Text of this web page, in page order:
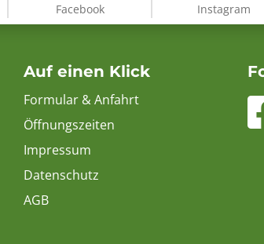
Facebook Instagram
Auf einen Klick
Formular & Anfahrt
Öffnungszeiten
Impressum
Datenschutz
AGB